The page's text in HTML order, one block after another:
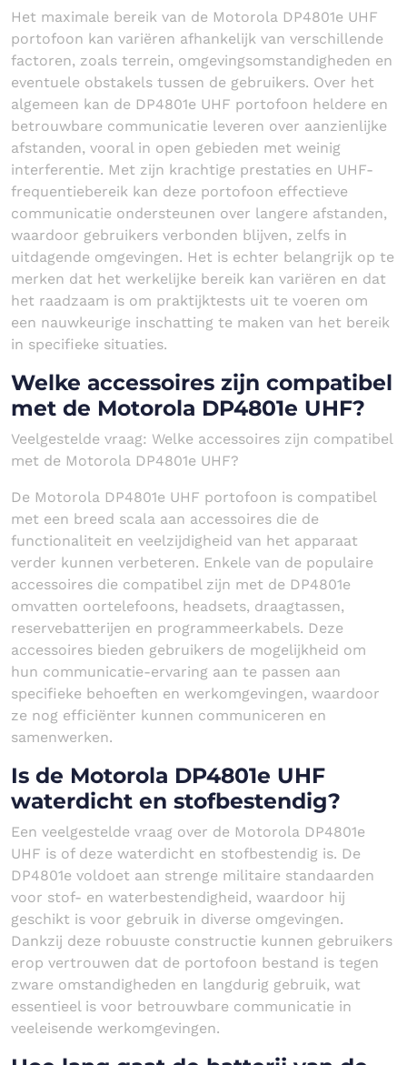
Het maximale bereik van de Motorola DP4801e UHF
portofoon kan variëren afhankelijk van verschillende
factoren, zoals terrein, omgevingsomstandigheden en
eventuele obstakels tussen de gebruikers. Over het
algemeen kan de DP4801e UHF portofoon heldere en
betrouwbare communicatie leveren over aanzienlijke
afstanden, vooral in open gebieden met weinig
interferentie. Met zijn krachtige prestaties en UHF-
frequentiebereik kan deze portofoon effectieve
communicatie ondersteunen over langere afstanden,
waardoor gebruikers verbonden blijven, zelfs in
uitdagende omgevingen. Het is echter belangrijk op te
merken dat het werkelijke bereik kan variëren en dat
het raadzaam is om praktijktests uit te voeren om
een nauwkeurige inschatting te maken van het bereik
in specifieke situaties.
Welke accessoires zijn compatibel
met de Motorola DP4801e UHF?
Veelgestelde vraag: Welke accessoires zijn compatibel
met de Motorola DP4801e UHF?
De Motorola DP4801e UHF portofoon is compatibel
met een breed scala aan accessoires die de
functionaliteit en veelzijdigheid van het apparaat
verder kunnen verbeteren. Enkele van de populaire
accessoires die compatibel zijn met de DP4801e
omvatten oortelefoons, headsets, draagtassen,
reservebatterijen en programmeerkabels. Deze
accessoires bieden gebruikers de mogelijkheid om
hun communicatie-ervaring aan te passen aan
specifieke behoeften en werkomgevingen, waardoor
ze nog efficiënter kunnen communiceren en
samenwerken.
Is de Motorola DP4801e UHF
waterdicht en stofbestendig?
Een veelgestelde vraag over de Motorola DP4801e
UHF is of deze waterdicht en stofbestendig is. De
DP4801e voldoet aan strenge militaire standaarden
voor stof- en waterbestendigheid, waardoor hij
geschikt is voor gebruik in diverse omgevingen.
Dankzij deze robuuste constructie kunnen gebruikers
erop vertrouwen dat de portofoon bestand is tegen
zware omstandigheden en langdurig gebruik, wat
essentieel is voor betrouwbare communicatie in
veeleisende werkomgevingen.